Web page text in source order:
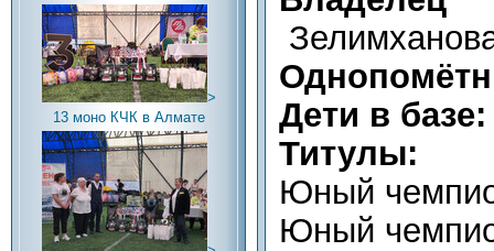
>
13 моно КЧК в Алмате
Дети в базе:
Титулы:
Юный
Юный